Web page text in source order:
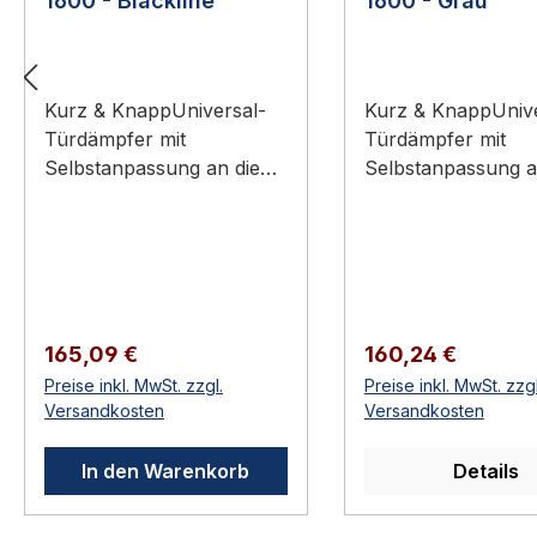
Kurz & KnappUniversal-
Türdämpfer mit
Selbstanpassung an die
Blackline
(schwarz)Türdämpfer
Dictator V 1600 –
Blackline (schwarz)Der
Dictator V 1600 ist der
Universal-Türdämpfer mit
Regulärer Preis:
165,09 €
Preise inkl. MwSt. zzgl.
Versandkosten
In den Warenkorb
Kurz &
Türdämpfer mit
Selbstanpassung
pfer Dictator V
Grau
Dictator V 1600 ist
Universal-
Regulärer Preis:
160,24 €
Preise inkl. MwSt.
Versandkosten
Details